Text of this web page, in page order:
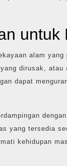
untuk
alam yang
dirusak,
dapat
yang tersedia
kehidupan